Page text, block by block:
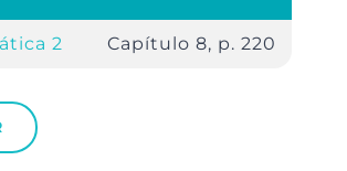
2 Capítulo 8, p. 220